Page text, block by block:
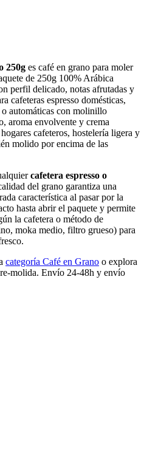
250g es café en grano para moler
de 250g 100% Arábica
perfil delicado, notas afrutadas y
cafeteras espresso domésticas,
automáticas con molinillo
aroma envolvente y crema
cafeteros, hostelería ligera y
molido por encima de las
cafetera espresso o
del grano garantiza una
característica al pasar por la
hasta abrir el paquete y permite
la cafetera o método de
moka medio, filtro grueso) para
categoría Café en Grano o explora
molida. Envío 24-48h y envío